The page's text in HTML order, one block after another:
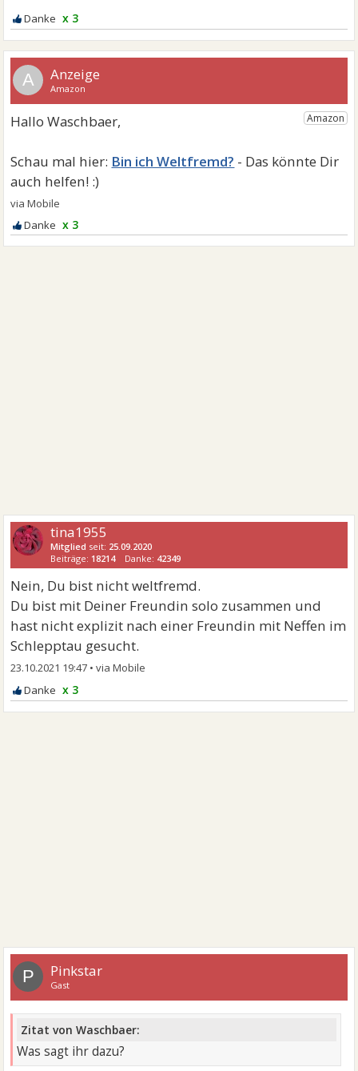
x 3
A
Bin ich Weltfremd?
x 3
tina1955
Mitglied seit: 25.09.2020
Beiträge: 18214 Danke: 42349
Nein, Du bist nicht weltfremd.
Du bist mit Deiner Freundin solo zusammen und
hast nicht explizit nach einer Freundin mit Neffen im
Schlepptau gesucht.
23.10.2021 19:47 •
x 3
P Pinkstar
Gast
Zitat von Waschbaer:
Was sagt ihr dazu?